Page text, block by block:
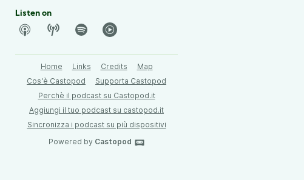
Listen on
Home Links Credits
Map
Cos'è Castopod
Supporta Castopod
Perchè il podcast su Castopod.it
Aggiungi il tuo podcast su castopod.it
Sincronizza i podcast su più dispositivi
Powered by Castopod